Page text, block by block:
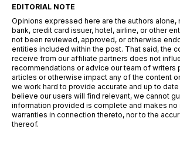
EDITORIAL NOTE
Opinions expressed here are the authors alone,
bank, credit card issuer, hotel, airline, or other
not been reviewed, approved, or otherwise
entities included within the post. That said, the
receive from our affiliate partners does not
recommendations or advice our team of writers
articles or otherwise impact any of the content
we work hard to provide accurate and up to
believe our users will find relevant, we cannot
information provided is complete and makes
warranties in connection thereto, nor to the
thereof.